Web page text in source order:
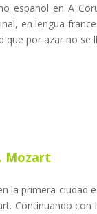
español en A
en lengua
que por azar no
Mozart
la primera ciudad
Continuando